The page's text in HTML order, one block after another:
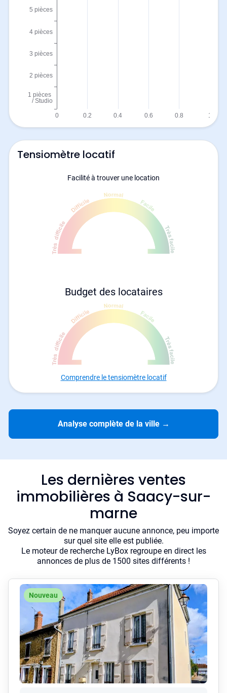
Tensiomètre locatif
Facilité à trouver une location
Budget des locataires
Comprendre le tensiomètre locatif
Analyse complète de la ville →
Les dernières ventes
immobilières à Saacy-sur-
marne
Soyez certain de ne manquer aucune annonce, peu importe
sur quel site elle est publiée.
Le moteur de recherche LyBox regroupe en direct les
annonces de plus de 1500 sites différents !
Nouveau